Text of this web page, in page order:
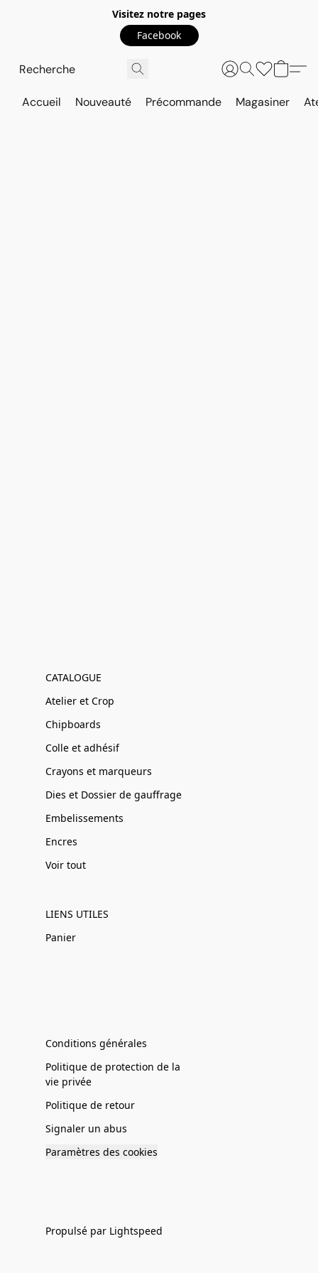
Visitez notre pages
Facebook
Accueil Nouveauté Précommande Magasiner
CATALOGUE
Atelier et Crop
Chipboards
Colle et adhésif
Crayons et marqueurs
Dies et Dossier de gauffrage
Embelissements
Encres
Voir tout
LIENS UTILES
Panier
Conditions générales
Politique de protection de la
vie privée
Politique de retour
Signaler un abus
Paramètres des cookies
Propulsé par Lightspeed